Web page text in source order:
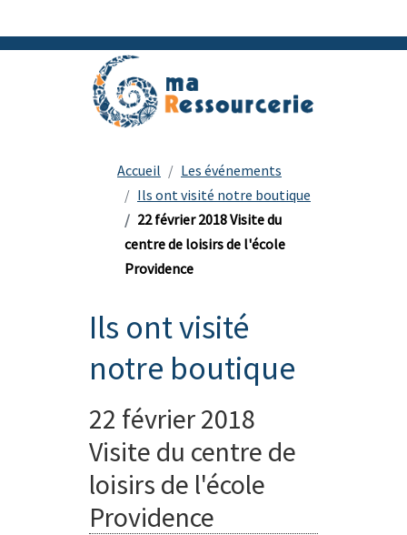
Accueil
Les événements
Ils ont visité notre boutique
22 février 2018 Visite du
centre de loisirs de l'école
Providence
Ils ont visité
notre boutique
22 février 2018
Visite du centre de
loisirs de l'école
Providence